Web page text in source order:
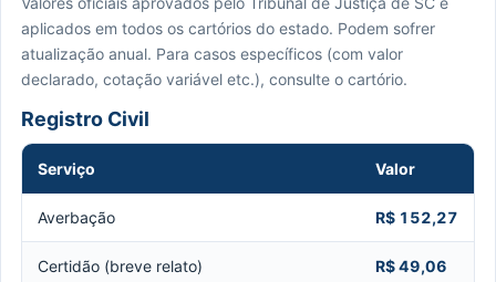
aplicados em todos os cartórios do estado. Podem sofrer
atualização anual. Para casos específicos (com valor
declarado, cotação variável etc.), consulte o cartório.
Registro Civil
Serviço Valor
Averbação R$ 152,27
Certidão (breve relato) R$ 49,06